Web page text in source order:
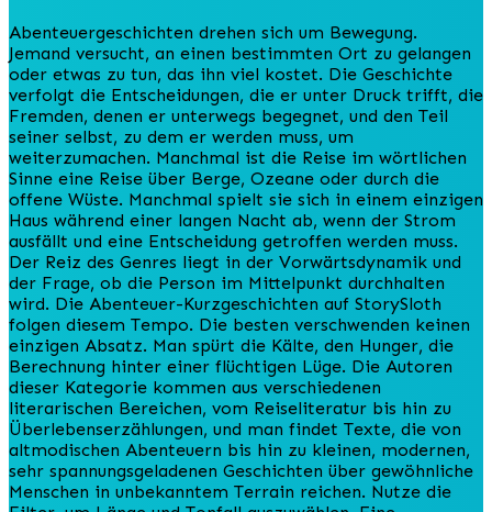
Abenteuergeschichten drehen sich um Bewegung.
Jemand versucht, an einen bestimmten Ort zu gelangen
oder etwas zu tun, das ihn viel kostet. Die Geschichte
verfolgt die Entscheidungen, die er unter Druck trifft, die
Fremden, denen er unterwegs begegnet, und den Teil
seiner selbst, zu dem er werden muss, um
weiterzumachen. Manchmal ist die Reise im wörtlichen
Sinne eine Reise über Berge, Ozeane oder durch die
offene Wüste. Manchmal spielt sie sich in einem einzigen
Haus während einer langen Nacht ab, wenn der Strom
ausfällt und eine Entscheidung getroffen werden muss.
Der Reiz des Genres liegt in der Vorwärtsdynamik und
der Frage, ob die Person im Mittelpunkt durchhalten
wird. Die Abenteuer-Kurzgeschichten auf StorySloth
folgen diesem Tempo. Die besten verschwenden keinen
einzigen Absatz. Man spürt die Kälte, den Hunger, die
Berechnung hinter einer flüchtigen Lüge. Die Autoren
dieser Kategorie kommen aus verschiedenen
literarischen Bereichen, vom Reiseliteratur bis hin zu
Überlebenserzählungen, und man findet Texte, die von
altmodischen Abenteuern bis hin zu kleinen, modernen,
sehr spannungsgeladenen Geschichten über gewöhnliche
Menschen in unbekanntem Terrain reichen. Nutze die